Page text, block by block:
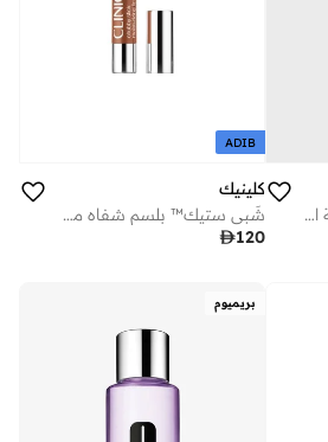
علاج تنقية البشرة ومكافحة الشوائب أنتي بليمش سوليوشنز أول أوفر، 50 مل
ADIB
كلينيك
شَبي ستيك™ بلسم شفاه مرطب ملون
120
بريميوم